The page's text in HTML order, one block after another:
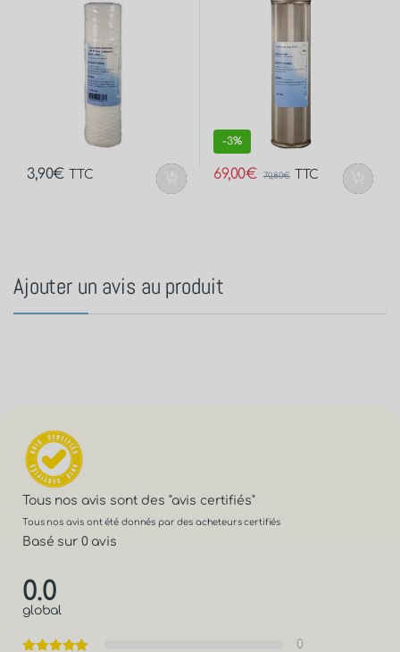
3,90€ TTC
-3%
69,00€ 70,80€ TTC
Ajouter un avis au produit
Tous nos avis sont des "avis certifiés"
Tous nos avis ont été donnés par des acheteurs certifiés
Basé sur 0 avis
0.0
global
0